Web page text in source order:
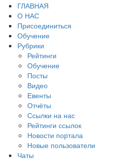
ГЛАВНАЯ
О НАС
Присоединиться
Обучение
Рубрики
Рейтинги
Обучение
Посты
Видео
Евенты
Отчёты
Ссылки на нас
Рейтинги ссылок
Новости портала
Новые пользователи
Чаты